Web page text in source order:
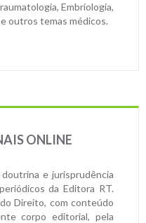
Embriologia,
outros temas médicos.
ONLINE
e jurisprudência
da Editora RT.
Direito, com conteúdo
corpo editorial, pela